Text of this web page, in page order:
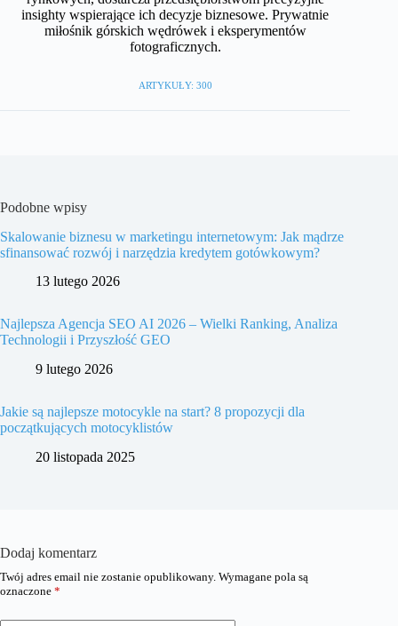
insighty wspierające ich decyzje biznesowe. Prywatnie
miłośnik górskich wędrówek i eksperymentów
fotograficznych.
ARTYKUŁY: 300
Podobne wpisy
Skalowanie biznesu w marketingu internetowym: Jak mądrze
sfinansować rozwój i narzędzia kredytem gotówkowym?
13 lutego 2026
Najlepsza Agencja SEO AI 2026 – Wielki Ranking, Analiza
Technologii i Przyszłość GEO
9 lutego 2026
Jakie są najlepsze motocykle na start? 8 propozycji dla
początkujących motocyklistów
20 listopada 2025
Dodaj komentarz
Twój adres email nie zostanie opublikowany. Wymagane pola są
oznaczone *